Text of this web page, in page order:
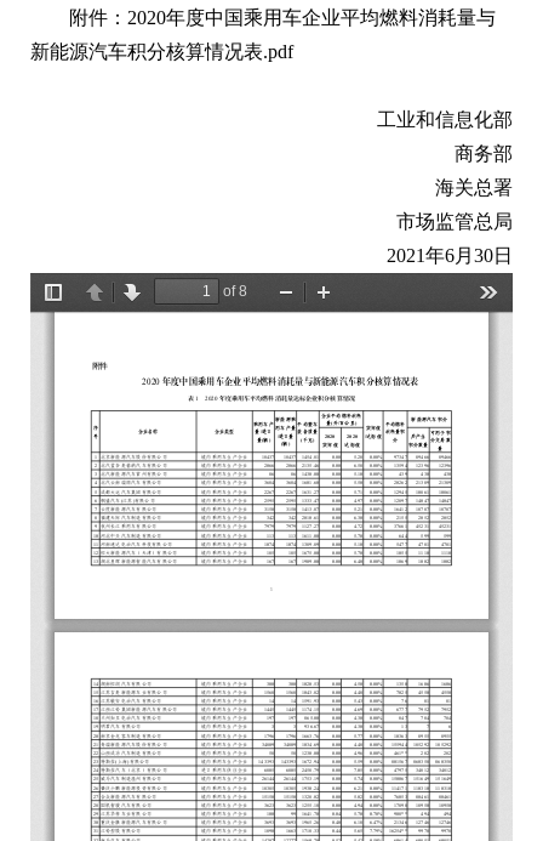
附件： 2020年度中国乘用车企业平均燃料消耗量与
新能源汽车积分核算情况表.pdf
工业和信息化部
商务部
海关总署
市场监管总局
2021年6月30日